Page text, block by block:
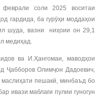
соли 2025 воситаи
гардида, ба гурӯҳи моддаҳои
шуда, вазни ниҳоии он 29,1
медиҳад.
ва И.Ҳангомаи, маводҳои
Ҷабборов Олимҷон Дадоевич,
пешакӣ, минбаъд бо
ивази маблағи пулии гуногун